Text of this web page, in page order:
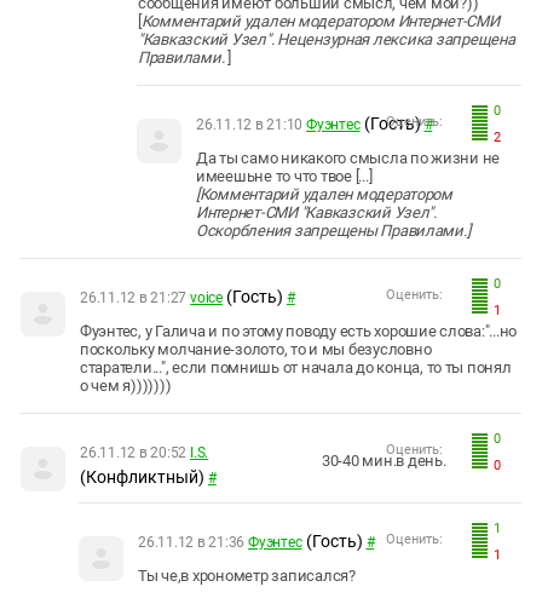
Комментарий удален модератором Интернет-СМИ
"Кавказский Узел". Нецензурная лексика запрещена
Правилами.]
0
2
Оценить:
26.11.12 в 21:10 Фуэнтес (Гость) #
Да ты само никакого смысла по жизни не
имеешьне то что твое [...]
[Комментарий удален модератором
Интернет-СМИ "Кавказский Узел".
Оскорбления запрещены Правилами.]
0
1
Оценить:
26.11.12 в 21:27 voice (Гость) #
Фуэнтес, у Галича и по этому поводу есть хорошие слова:"...но
поскольку молчание-золото, то и мы безусловно
старатели...", если помнишь от начала до конца, то ты понял
о чем я)))))))
0
0
Оценить:
26.11.12 в 20:52 I.S.
(Конфликтный) #
30-40 мин.в день.
1
1
Оценить:
26.11.12 в 21:36 Фуэнтес (Гость) #
Ты че,в хронометр записался?